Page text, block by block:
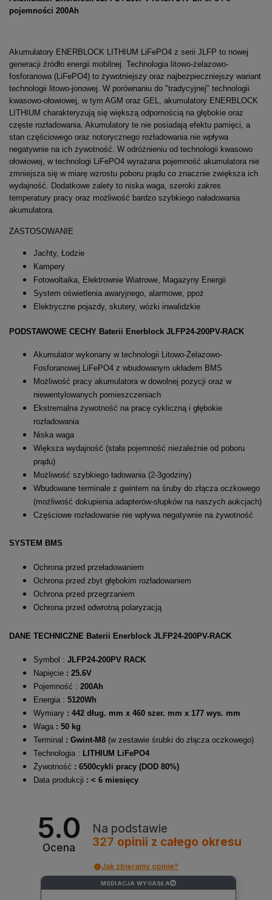
pojemności 200Ah
Akumulatory ENERBLOCK LITHIUM LiFePO4 z serii JLFP to nowej
generacji źródło energii mobilnej. Technologia litowo-żelazowo-
fosforanowa (LiFePO4) to żywotniejszy oraz najbezpieczniejszy wariant
technologii litowo-jonowej. W porównaniu do "tradycyjnej" technologii
kwasowo-ołowiowej, w tym AGM oraz GEL, akumulatory ENERBLOCK
LITHIUM charakteryzują się większą odpornością na głębokie oraz
częste rozładowania. Akumulatory te nie posiadają efektu pamięci, a
stan częściowego oraz notorycznego rozładowania nie wpływa
negatywnie na ich żywotność. W odróżnieniu od technologii kwasowo
ołowiowej, w technologi LiFePO4 wyrażana pojemność akumulatora nie
zmniejsza się w miarę wzrostu poboru prądu co znacznie zwiększa ich
wydajność. Dodatkowe zalety to niska waga, szeroki zakres
temperatury pracy oraz możliwość bardzo szybkiego naładowania
akumulatora.
ZASTOSOWANIE
Jachty, Łodzie
Kampery
Fotowoltaika, Elektrownie Wiatrowe, Magazyny Energii
System oświetlenia awaryjnego, alarmowe, ppoż
Elektryczne pojazdy, skutery, wózki inwalidzkie
PODSTAWOWE CECHY Baterii Enerblock JLFP24-200PV-RACK
Akumulator wykonany w technologii Litowo-Żelazowo-
Fosforanowej LiFePO4 z wbudowanym układem BMS
Możliwość pracy akumulatora w dowolnej pozycji oraz w
niewentylowanych pomieszczeniach
Ekstremalna żywotność na pracę cykliczną i głębokie
rozładowania
Niska waga
Większa wydajność (stała pojemność niezależnie od poboru
prądu)
Możliwość szybkiego ładowania (2-3godziny)
Wbudowane terminale z gwintem na śruby do złącza oczkowego
(możliwość dokupienia adapterów-słupków na naszych aukcjach)
Częściowe rozładowanie nie wpływa negatywnie na żywotność
SYSTEM BMS
Ochrona przed przeładowaniem
Ochrona przed zbyt głębokim rozładowaniem
Ochrona przed przegrzaniem
Ochrona przed odwrotną polaryzacją
DANE TECHNICZNE Baterii Enerblock JLFP24-200PV-RACK
Symbol : JLFP24-200PV RACK
Napięcie : 25.6V
Pojemność : 200Ah
Energia : 5120Wh
Wymiary : 442 dług. mm x 460 szer. mm x 177 wys. mm
Waga : 50 kg
Terminal : Gwint-M8 (w zestawie śrubki do złącza oczkowego)
Technologia : LITHIUM LiFePO4
Żywotność : 6500cykli pracy (DOD 80%)
Data produkcji : < 6 miesięcy
5.0
Ocena
Na podstawie
327 opinii z całego okresu
Jak zbieramy opinie?
MEDIACJA WYGASŁA ?